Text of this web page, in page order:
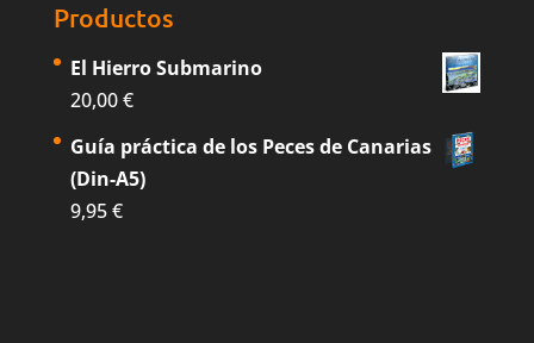
Productos
El Hierro Submarino
20,00€
Guía práctica de los Peces de Canarias
(Din-A5)
9,95€